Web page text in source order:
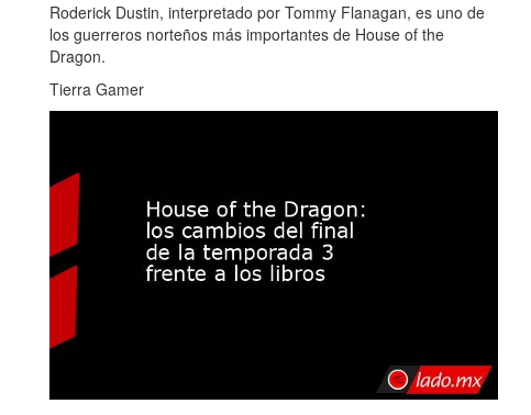
Roderick Dustin, interpretado por Tommy Flanagan, es uno de
los guerreros norteños más importantes de House of the
Dragon.
Tierra Gamer